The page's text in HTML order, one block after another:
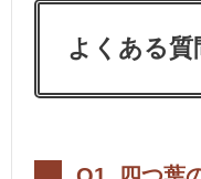
よくある質